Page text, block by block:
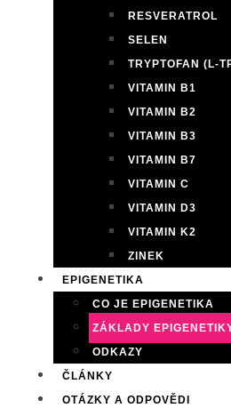
RESVERATROL
SELEN
TRYPTOFAN (L-
VITAMIN B1
VITAMIN B2
VITAMIN B3
VITAMIN B7
VITAMIN C
VITAMIN D3
VITAMIN K2
ZINEK
EPIGENETIKA
CO JE EPIGENETIKA
ZÁKLADY
ODKAZY
ČLÁNKY
OTÁZKY A ODPOVĚDI